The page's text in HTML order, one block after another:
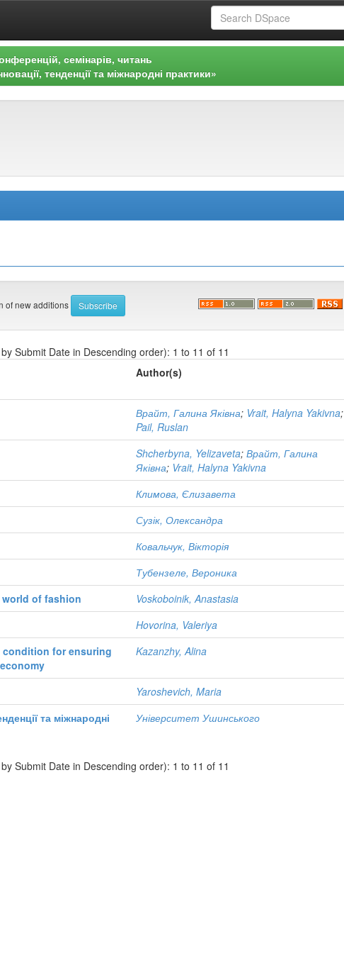
семінарів, читань
тенденції та міжнародні практики»
of new additions
Submit Date in Descending order): 1 to 11 of 11
Author(s)
Врайт, Галина Яківна; Vrait, Halyna Yakivna;
Pail, Ruslan
Shcherbyna, Yelizaveta;Врайт, Галина
Яківна; Vrait, Halyna Yakivna
Климова, Єлизавета
Сузік, Олександра
Ковальчук, Вікторія
Тубензеле, Вероника
of fashion
Voskoboinik, Anastasia
Hovorina, Valeriya
condition for ensuring
Kazanzhy, Alina
Yaroshevich, Maria
та міжнародні
Університет Ушинського
Submit Date in Descending order): 1 to 11 of 11